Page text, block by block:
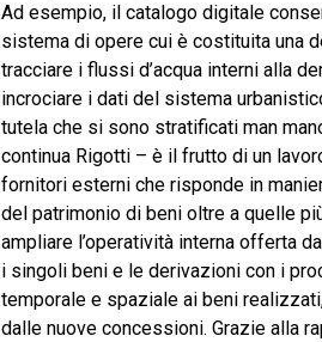
Ad esempio, il catalogo digitale
sistema di opere cui è costituita una
tracciare i flussi d’acqua interni alla
incrociare i dati del sistema
tutela che si sono stratificati man
continua Rigotti – è il frutto di un
fornitori esterni che risponde in
del patrimonio di beni oltre a quelle
ampliare l’operatività interna offerta
i singoli beni e le derivazioni con i
temporale e spaziale ai beni
dalle nuove concessioni. Grazie alla